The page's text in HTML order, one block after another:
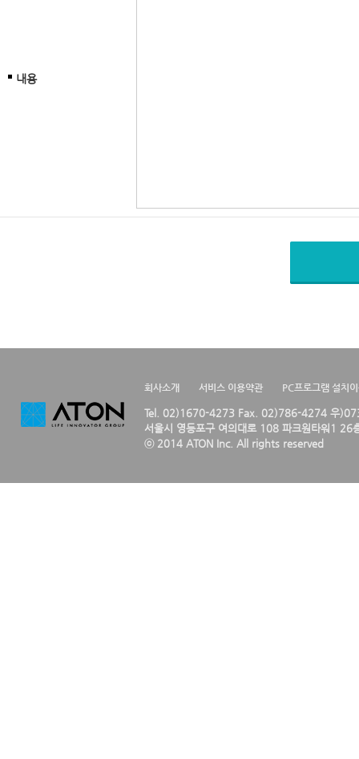
내용
회사소개 서비스 이용약관 PC프로그램 설치
Tel. 02)1670-4273 Fax. 02)786-4274 우
서울시 영등포구 여의대로 108 파크원타워1 26
ⓒ 2014 ATON Inc. All rights reserved